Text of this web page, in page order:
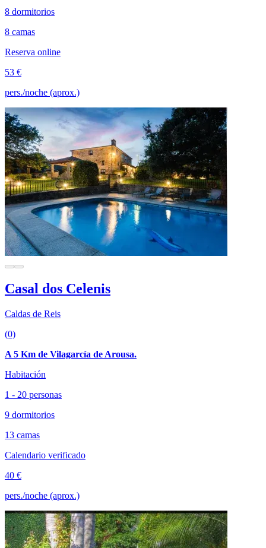
8 dormitorios
8 camas
Reserva online
53 €
pers./noche (aprox.)
Casal dos Celenis
Caldas de Reis
(0)
A 5 Km de Vilagarcía de Arousa.
Habitación
1 - 20 personas
9 dormitorios
13 camas
Calendario verificado
40 €
pers./noche (aprox.)